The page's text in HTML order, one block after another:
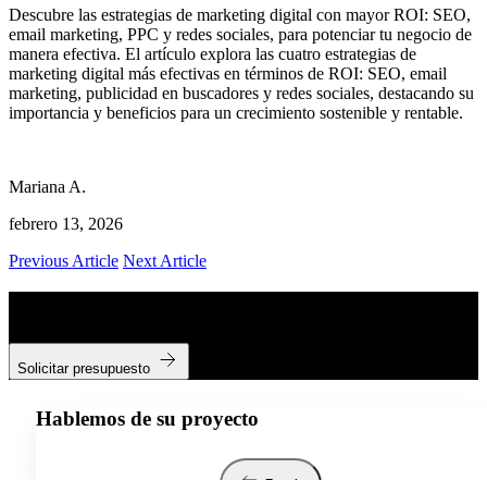
Descubre las estrategias de marketing digital con mayor ROI: SEO,
email marketing, PPC y redes sociales, para potenciar tu negocio de
manera efectiva. El artículo explora las cuatro estrategias de
marketing digital más efectivas en términos de ROI: SEO, email
marketing, publicidad en buscadores y redes sociales, destacando su
importancia y beneficios para un crecimiento sostenible y rentable.
Mariana A.
febrero 13, 2026
Previous Article Next Article
Solicitar presupuesto
Hablemos de su proyecto